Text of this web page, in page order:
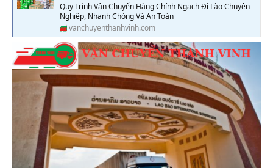
Quy Trình Vận Chuyển Hàng Chính Ngạch Đi Lào Chuyên
Nghiệp, Nhanh Chóng Và An Toàn
vanchuyenthanhvinh.com